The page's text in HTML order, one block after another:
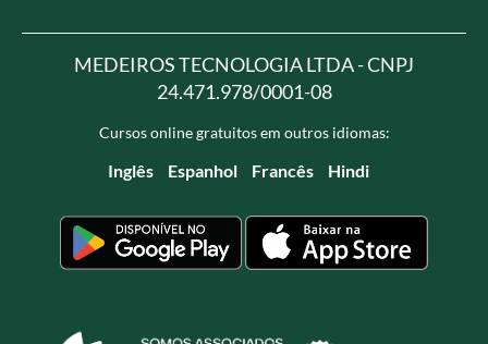
MEDEIROS TECNOLOGIA LTDA - CNPJ
24.471.978/0001-08
Cursos online gratuitos em outros idiomas:
Inglês Espanhol Francês Hindi